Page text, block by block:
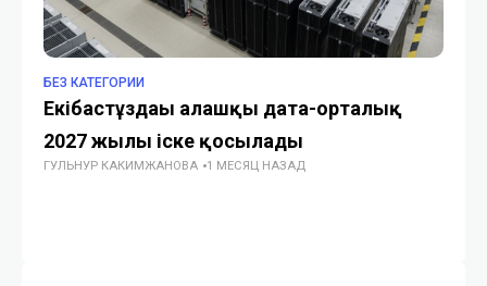
БЕЗ КАТЕГОРИИ
Екібастұздағы алғашқы дата-орталық
2027 жылы іске қосылады
ГУЛЬНУР КАКИМЖАНОВА 1 МЕСЯЦ НАЗАД